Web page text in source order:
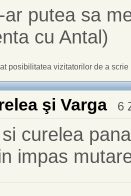
ar putea sa
cu Antal)
posibilitatea vizitatorilor de a
şi Varga 6
curelea
impas